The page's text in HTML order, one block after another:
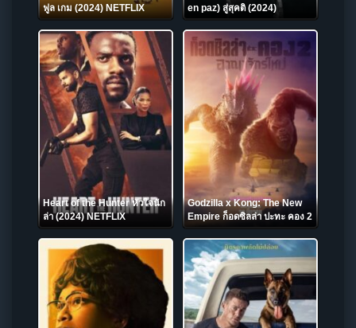
ฟูล เกม (2024) NETFLIX
en paz) สู่สุคติ (2024)
NETFLIX
Heart of the Hunter หัวใจนัก
ล่า (2024) NETFLIX
Godzilla x Kong: The New
Empire ก็อดซิลล่า ปะทะ คอง 2
อาณาจักรใหม่ (2024)